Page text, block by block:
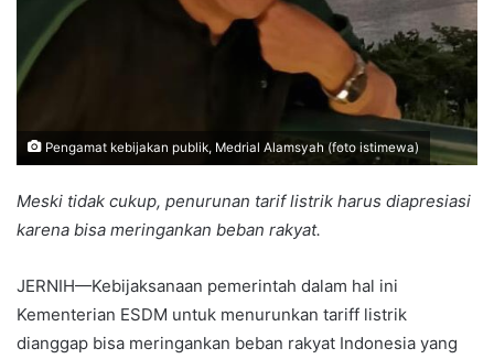
Pengamat kebijakan publik, Medrial Alamsyah (foto istimewa)
Meski tidak cukup, penurunan tarif listrik harus diapresiasi
karena bisa meringankan beban rakyat.
JERNIH—Kebijaksanaan pemerintah dalam hal ini
Kementerian ESDM untuk menurunkan tariff listrik
dianggap bisa meringankan beban rakyat Indonesia yang